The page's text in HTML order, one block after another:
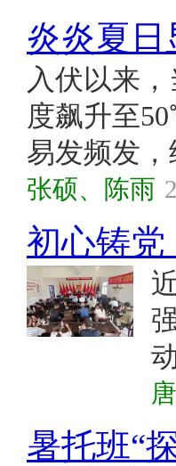
炎炎夏日
入伏以来
度飙升至
易发频发
张硕、陈雨
初心铸党
暑托班“